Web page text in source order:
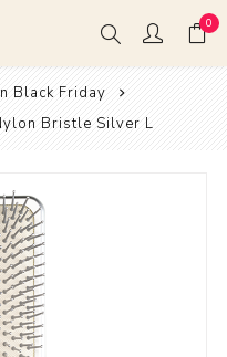
0
Black Friday
Bristle Silver L